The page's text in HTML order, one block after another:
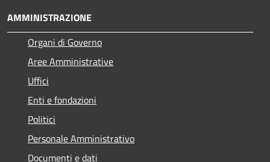
AMMINISTRAZIONE
Organi di Governo
Aree Amministrative
Uffici
Enti e fondazioni
Politici
Personale Amministrativo
Documenti e dati